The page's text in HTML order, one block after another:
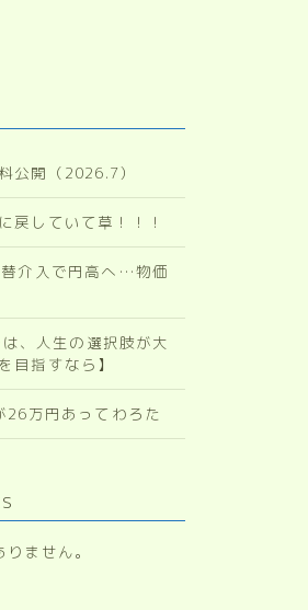
公開（2026.7）
戻していて草！！！
介入で円高へ…物価
、人生の選択肢が大
目指すなら】
26万円あってわろた
ません。